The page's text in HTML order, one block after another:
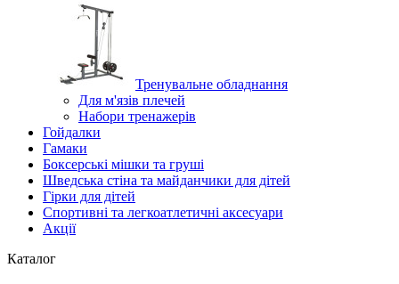
Тренувальне обладнання
Для м'язів плечей
Набори тренажерів
Гойдалки
Гамаки
Боксерські мішки та груші
Шведська стіна та майданчики для дітей
Гірки для дітей
Спортивні та легкоатлетичні аксесуари
Акції
Каталог